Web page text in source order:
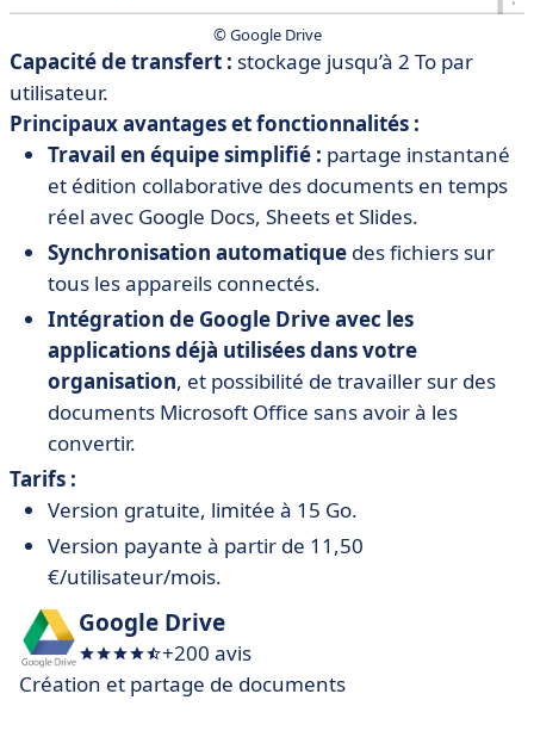
© Google Drive
Capacité de transfert : stockage jusqu’à 2 To par
utilisateur.
Principaux avantages et fonctionnalités :
Travail en équipe simplifié : partage instantané
et édition collaborative des documents en temps
réel avec Google Docs, Sheets et Slides.
Synchronisation automatique des fichiers sur
tous les appareils connectés.
Intégration de Google Drive avec les
applications déjà utilisées dans votre
organisation, et possibilité de travailler sur des
documents Microsoft Office sans avoir à les
convertir.
Tarifs :
Version gratuite, limitée à 15 Go.
Version payante à partir de 11,50
€/utilisateur/mois.
Google Drive
+200 avis
Création et partage de documents